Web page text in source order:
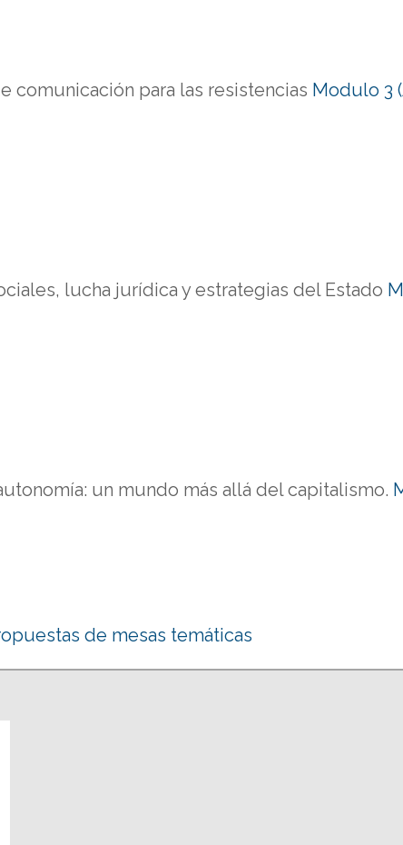
comunicación para las resistencias Modulo 3
lucha jurídica y estrategias del Estado
un mundo más allá del capitalismo.
de mesas temáticas